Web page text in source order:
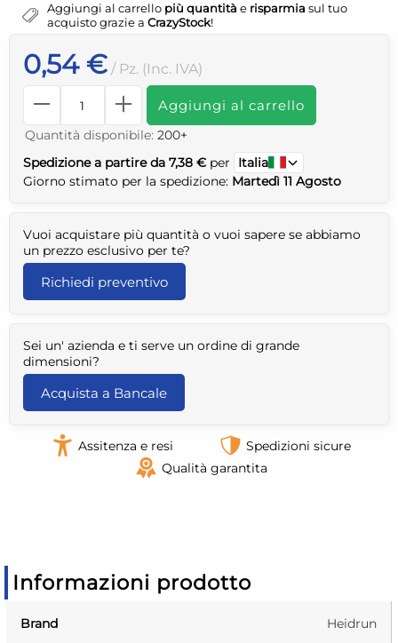
Aggiungi al carrello più quantità e risparmia sul tuo
acquisto grazie a CrazyStock!
0,54 € / Pz. (Inc. IVA)
Aggiungi al carrello
Quantità disponibile: 200+
Spedizione a partire da 7,38 € per
Italia
Giorno stimato per la spedizione: Martedì 11 Agosto
Vuoi acquistare più quantità o vuoi sapere se abbiamo
un prezzo esclusivo per te?
Richiedi preventivo
Sei un' azienda e ti serve un ordine di grande
dimensioni?
Acquista a Bancale
Assitenza e resi
Spedizioni sicure
Qualità garantita
Informazioni prodotto
Brand Heidrun